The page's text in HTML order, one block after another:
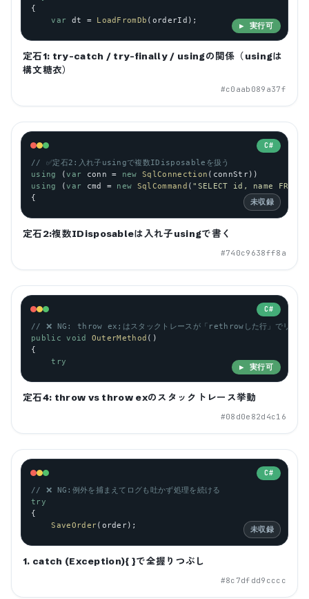
{
var
dt = LoadFromDb ( orderId );
▶ 実行可
定石1: try-catch / try-finally / usingの関係（usingは
構文糖衣）
#c0aab089a37f
C#
// ✅定石2:入れ子usingで複数IDisposableを扱う
using
(var conn = new SqlConnection ( connStr))
using
(var cmd = new SqlCommand ( "SELECT id, name FROM
{
未収録
定石2:複数IDisposableは入れ子usingで書く
#740c9638ff8a
C#
// ❌ NG: throw ex;はスタックトレースが「rethrowした行」でリセッ
public
void OuterMethod ()
{
try
▶ 実行可
定石4: throw vs throw exのスタックトレース挙動
#08d0e82d4c16
C#
// ❌ NG:例外を捕まえてログも吐かず処理を続ける
try
{
SaveOrder( order); 未収録
1. catch (Exception){ }で全握りつぶし
#8c7dfdd9cccc